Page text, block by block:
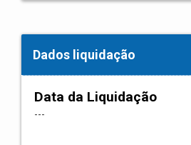
Dados liquidação
Data da Liquidação
---